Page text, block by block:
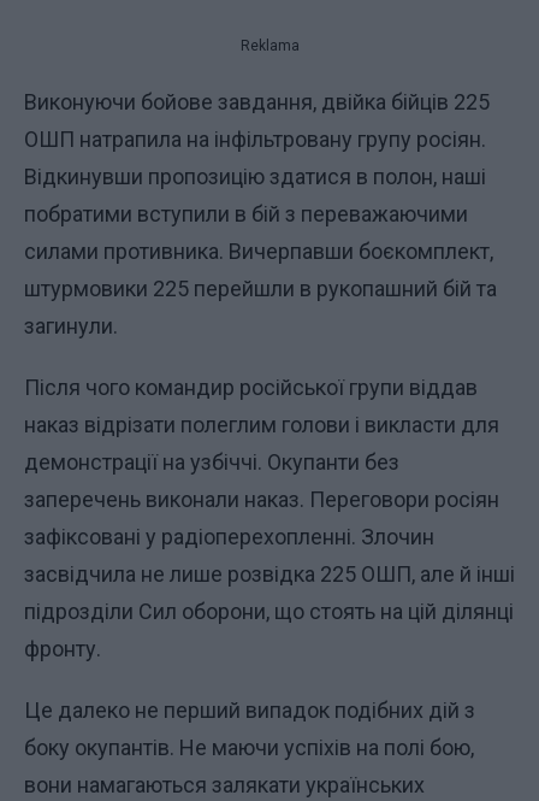
Reklama
Виконуючи бойове завдання, двійка бійців 225
ОШП натрапила на інфільтровану групу росіян.
Відкинувши пропозицію здатися в полон, наші
побратими вступили в бій з переважаючими
силами противника. Вичерпавши боєкомплект,
штурмовики 225 перейшли в рукопашний бій та
загинули.
Після чого командир російської групи віддав
наказ відрізати полеглим голови і викласти для
демонстрації на узбіччі. Окупанти без
заперечень виконали наказ. Переговори росіян
зафіксовані у радіоперехопленні. Злочин
засвідчила не лише розвідка 225 ОШП, але й інші
підрозділи Сил оборони, що стоять на цій ділянці
фронту.
Це далеко не перший випадок подібних дій з
боку окупантів. Не маючи успіхів на полі бою,
вони намагаються залякати українських